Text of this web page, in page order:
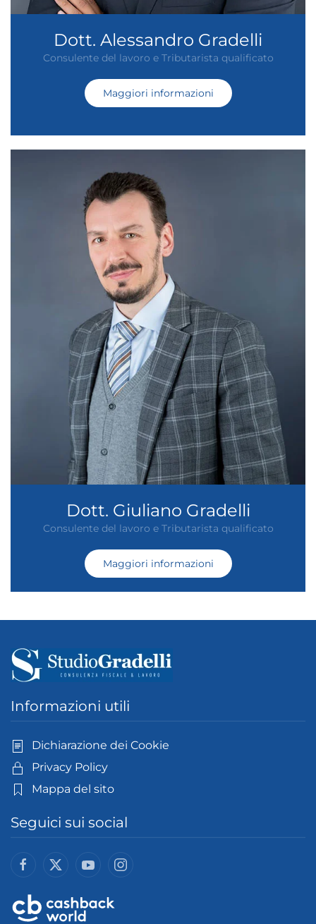
Dott. Alessandro Gradelli
Consulente del lavoro e Tributarista qualificato
Maggiori informazioni
Dott. Giuliano Gradelli
Consulente del lavoro e Tributarista qualificato
Maggiori informazioni
Informazioni utili
Dichiarazione dei Cookie
Privacy Policy
Mappa del sito
Seguici sui social